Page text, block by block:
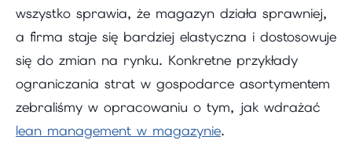
wszystko sprawia, że magazyn działa sprawniej,
a firma staje się bardziej elastyczna i dostosowuje
się do zmian na rynku. Konkretne przykłady
ograniczania strat w gospodarce asortymentem
zebraliśmy w opracowaniu o tym, jak wdrażać
lean management w magazynie.